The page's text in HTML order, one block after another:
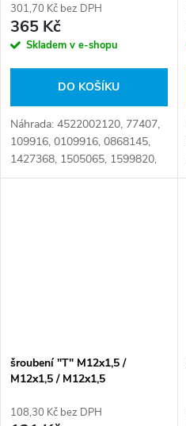
301,70 Kč bez DPH
365 Kč
Skladem v e-shopu
DO KOŠÍKU
Náhrada: 4522002120, 77407,
109916, 0109916, 0868145,
1427368, 1505065, 1599820,
1934821, 4680366, 6001406,
šroubení "T" M12x1,5 /
M12x1,5 / M12x1,5
108,30 Kč bez DPH